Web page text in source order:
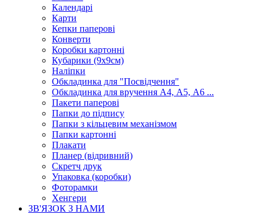
Календарі
Карти
Кепки паперові
Конверти
Коробки картонні
Кубарики (9х9см)
Наліпки
Обкладинка для "Посвідчення"
Обкладинка для вручення А4, А5, А6 ...
Пакети паперові
Папки до підпису
Папки з кільцевим механізмом
Папки картонні
Плакати
Планер (відривний)
Скретч друк
Упаковка (коробки)
Фоторамки
Хенгери
ЗВ'ЯЗОК З НАМИ